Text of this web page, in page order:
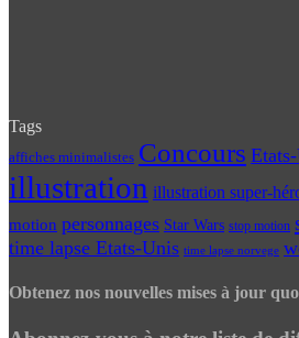
Tags
affiches minimalistes Concours
illustration illustration super-
motion personnages Star Wars stop motion
time lapse Etats-Unis time lapse norvege
Obtenez nos nouvelles mises à jour